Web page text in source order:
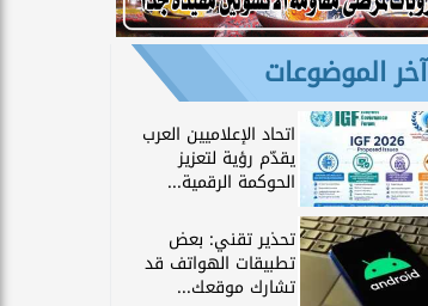
آخر الموضوعات
اتحاد الإعلاميين العرب
يقدّم رؤية لتعزيز
الحوكمة الرقمية...
تحذير تقني: بعض
تطبيقات الهواتف قد
تشارك موقعك...